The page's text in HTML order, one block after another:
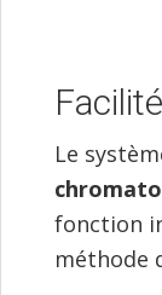
Le
fonction
méthode